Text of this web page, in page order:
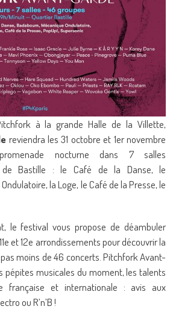
à la grande Halle de la Villette,
reviendra les 31 octobre et 1er novembre
nocturne dans 7 salles
de Bastille : le Café de la Danse, le
la Loge, le Café de la Presse, le
le festival vous propose de déambuler
et 12e arrondissements pour découvrir la
moins de 46 concerts. Pitchfork Avant-
pépites musicales du moment, les talents
française et internationale : avis aux
ou R’n’B !